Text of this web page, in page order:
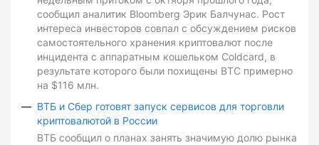
сообщил аналитик Bloomberg Эрик Балчунас. Рост
интереса инвесторов совпал с обсуждением рисков
самостоятельного хранения криптовалют после
инцидента с аппаратным кошельком Coldcard, в
результате которого были похищены BTC примерно
на $116 млн.
ВТБ и Сбер готовят запуск сервисов для торговли
криптовалютой в России
ВТБ сообщил о планах занять значимую долю рынка